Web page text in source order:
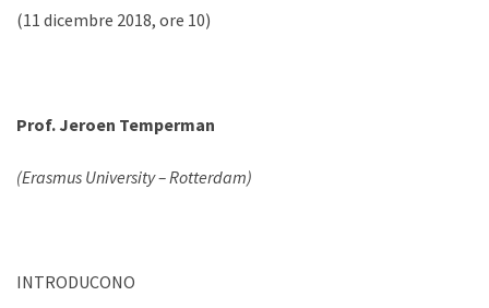
(11 dicembre 2018, ore 10)
Prof. Jeroen Temperman
(Erasmus University – Rotterdam)
INTRODUCONO